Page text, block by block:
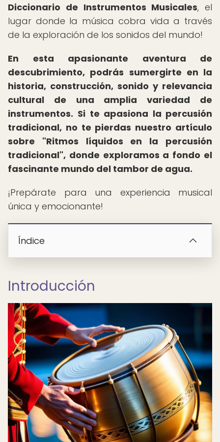
Diccionario de Instrumentos Musicales, el
lugar donde la música cobra vida a través
de la exploración de los sonidos del mundo!
En esta apasionante aventura de
descubrimiento, podrás sumergirte en la
historia, construcción, sonido y relevancia
cultural de una amplia variedad de
instrumentos. Si te apasiona la percusión
tradicional, no te pierdas nuestro artículo
sobre "Ritmos líquidos en la percusión
tradicional", donde exploramos a fondo el
fascinante mundo del tambor de agua.
¡Prepárate para una experiencia musical
única y emocionante!
Índice
Introducción